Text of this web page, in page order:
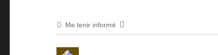
Me tenir informé